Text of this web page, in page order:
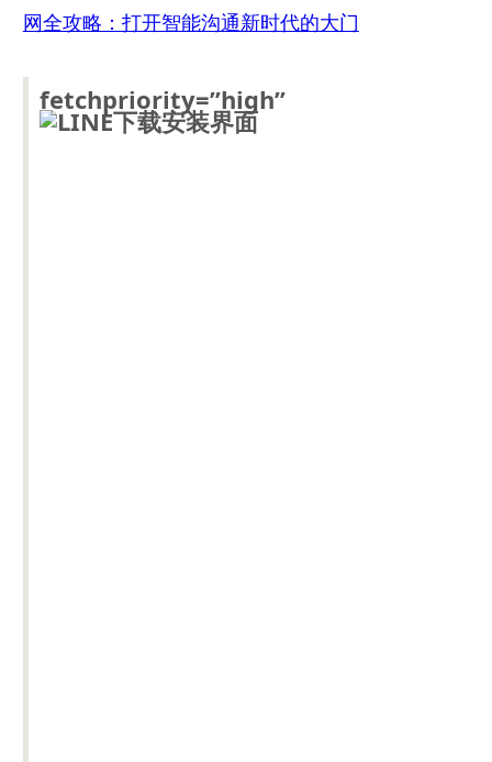
网全攻略：打开智能沟通新时代的大门
fetchpriority=”high”